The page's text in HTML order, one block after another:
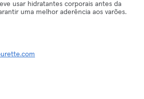
usar hidratantes corporais antes da
uma melhor aderência aos varões.